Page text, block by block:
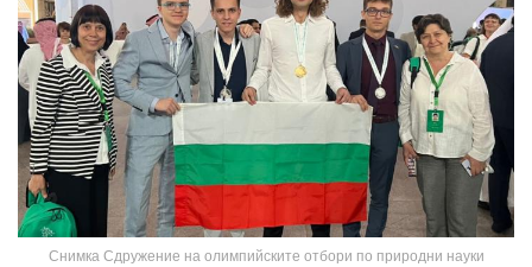
Снимка Сдружение на олимпийските отбори по природни науки